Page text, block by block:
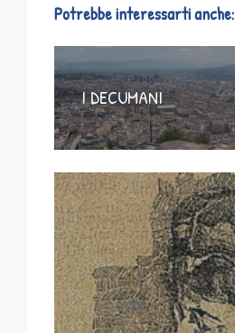
Potrebbe interessarti anche:
I DECUMANI